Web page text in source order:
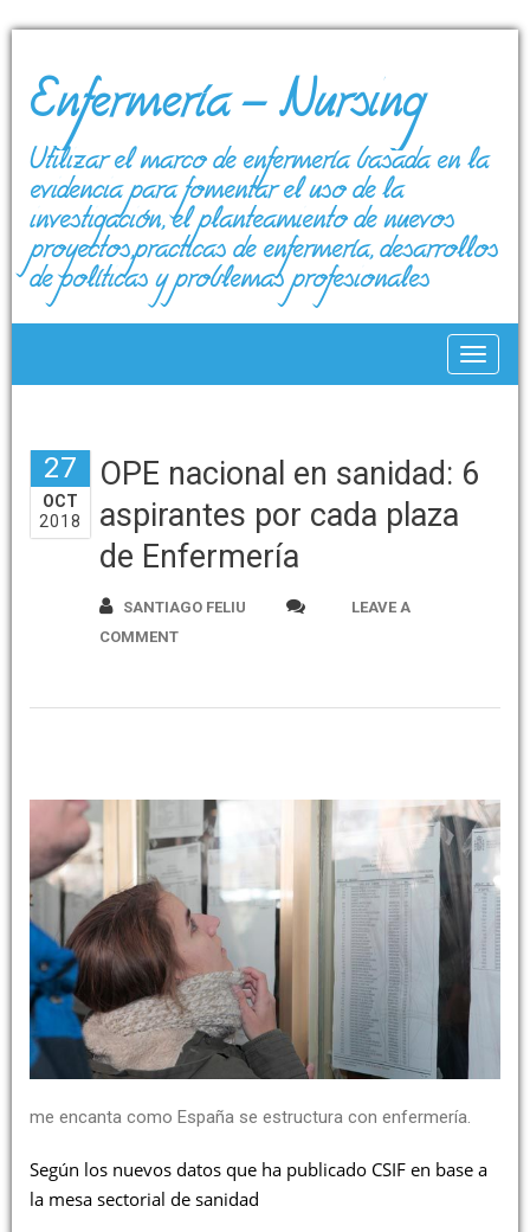
Enfermería – Nursing
Utilizar el marco de enfermería basada en la
evidencia para fomentar el uso de la
investigación, el planteamiento de nuevos
proyectos,prácticas de enfermería, desarrollos
de políticas y problemas profesionales
27
OCT
2018
OPE nacional en sanidad: 6
aspirantes por cada plaza
de Enfermería
SANTIAGO FELIU
LEAVE A
COMMENT
me encanta como España se estructura con enfermería.
Según los nuevos datos que ha publicado CSIF en base a
la mesa sectorial de sanidad